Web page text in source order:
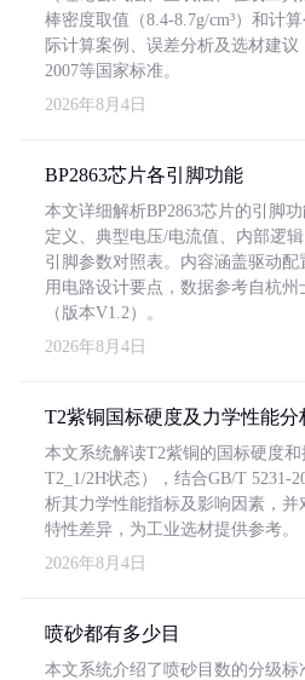
棒密度取值（8.4-8.7g/cm³）和计
际计算案例、误差分析及选材建议
2007等国家标准。
2026年8月4日
BP2863芯片各引脚功能
本文详细解析BP2863芯片的引脚
定义、典型电压/电流值、内部逻
引脚参数对照表。内容涵盖驱动
用电路设计要点，数据参考自杭
（版本V1.2）。
2026年8月4日
T2紫铜国标硬度及力学性能分
本文系统解读T2紫铜的国标硬度
T2_1/2H状态），结合GB/T 5231-
析其力学性能指标及影响因素，并
特性差异，为工业选材提供参考。
2026年8月4日
喷砂都有多少目
本文系统介绍了喷砂目数的分级标